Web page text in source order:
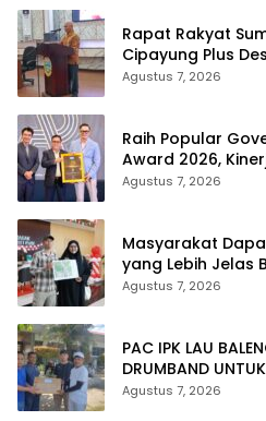
Rapat Rakyat
Cipayung Plus
Generasi Muda
Agustus 7, 2026
Raih Popular
Award 2026,
Kementerian ATR/
Agustus 7, 2026
Masyarakat
yang Lebih Jelas
Pengukuran
Agustus 7, 2026
PAC IPK LAU
DRUMBAND
SAMBUT HUT RI KE-
Agustus 7, 2026